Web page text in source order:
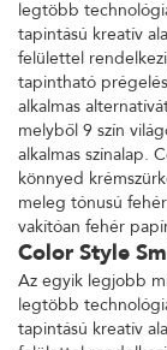
legtöbb
tapintású kreatív
felülettel
tapintható
alkalmas
melyből 9 szín
alkalmas színalap.
könnyed
meleg tónusú
vakítóan fehér
Color Style
Az egyik legjobb
legtöbb
tapintású kreatív